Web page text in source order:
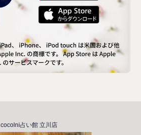
cocolni占い館 立川店